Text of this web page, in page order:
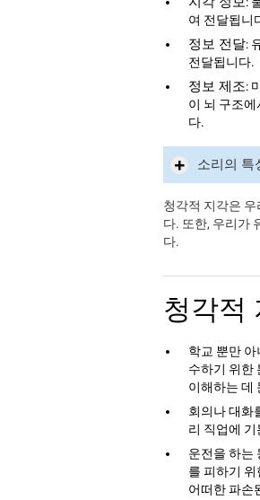
여 전달됩니
정보 전달:
전달됩니다.
정보 제조:
이 뇌 구조
다.
소리의 특
청각적 지각은
다. 또한, 우리가
다.
청각적
학교 뿐만
수하기 위한
이해하는 데
회의나 대화
리 직업에
운전을 하는
를 피하기
어떠한 파손